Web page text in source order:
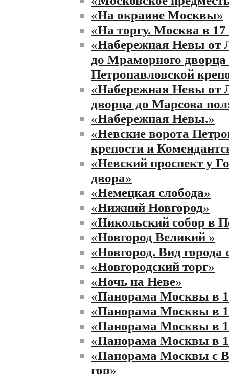
«На окраине Москвы»
«На торгу. Москва в 17
«Набережная Невы от
до Мраморного дворца
Петропавловской
«Набережная Невы от
дворца до Марсова
«Набережная Невы.»
«Невские ворота
крепости и
«Невский проспект у
двора»
«Немецкая слобода»
«Нижний Новгород»
«Никольский собор в
«Новгород Великий »
«Новгород. Вид города
«Новгородский торг»
«Ночь на Неве»
«Панорама Москвы в
«Панорама Москвы в
«Панорама Москвы в
«Панорама Москвы в
«Панорама Москвы с
гор»